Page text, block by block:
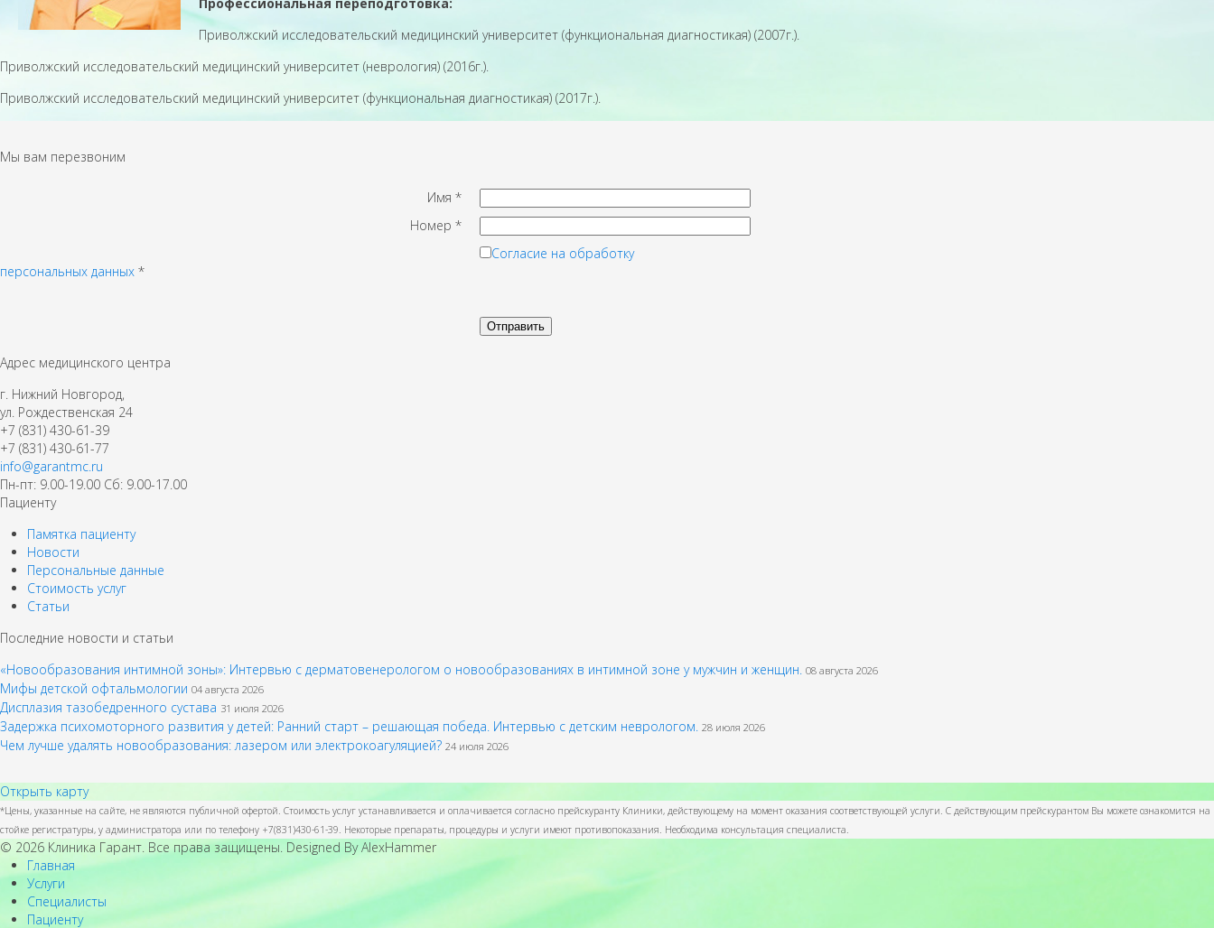
Приволжский исследовательский медицинский университет (функциональная диагностикая) (2007г.).
Приволжский исследовательский медицинский университет (неврология) (2016г.).
Приволжский исследовательский медицинский университет (функциональная диагностикая) (2017г.).
Мы вам перезвоним
Имя *
Номер *
Согласие на обработку
персональных данных *
Адрес медицинского центра
г. Нижний Новгород,
ул. Рождественская 24
+7 (831) 430-61-39
+7 (831) 430-61-77
info@garantmc.ru
Пн-пт: 9.00-19.00 Сб: 9.00-17.00
Пациенту
Памятка пациенту
Новости
Персональные данные
Стоимость услуг
Статьи
Последние новости и статьи
«Новообразования интимной зоны»: Интервью с дерматовенерологом о новообразованиях в интимной зоне у мужчин и женщин. 08 августа 2026
Мифы детской офтальмологии 04 августа 2026
Дисплазия тазобедренного сустава 31 июля 2026
Задержка психомоторного развития у детей: Ранний старт – решающая победа. Интервью с детским неврологом. 28 июля 2026
Чем лучше удалять новообразования: лазером или электрокоагуляцией? 24 июля 2026
Открыть карту
*Цены, указанные на сайте, не являются публичной офертой. Стоимость услуг устанавливается и оплачивается согласно прейскуранту Клиники, действующему на момент оказания соответствующей услуги. С действующим прейскурантом Вы можете ознакомится на
стойке регистратуры, у администратора или по телефону +7(831)430-61-39. Некоторые препараты, процедуры и услуги имеют противопоказания. Необходима консультация специалиста.
© 2026 Клиника Гарант. Все права защищены. Designed By AlexHammer
Главная
Услуги
Специалисты
Пациенту